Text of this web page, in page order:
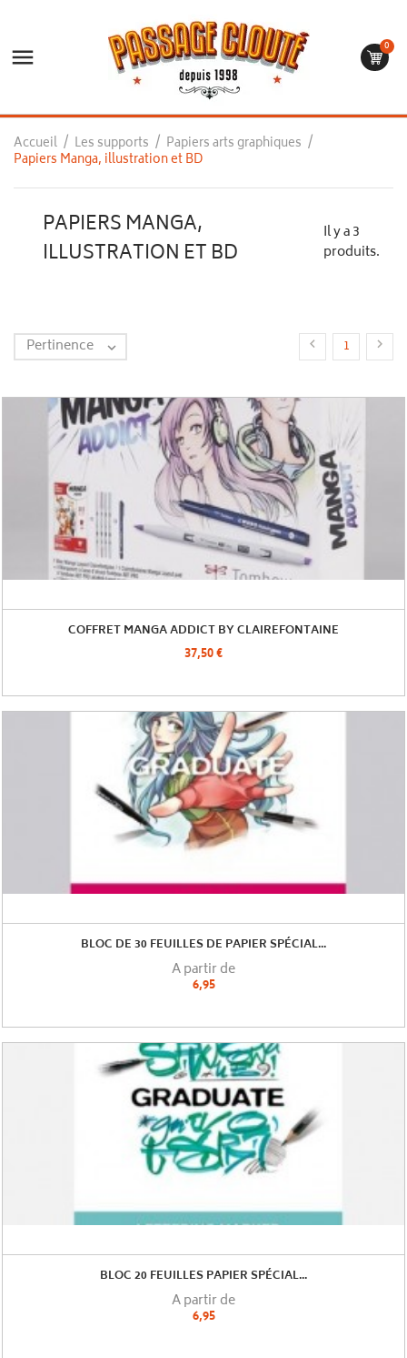
 0
Accueil Les supports Papiers arts graphiques
Papiers Manga, illustration et BD
PAPIERS MANGA,
ILLUSTRATION ET BD
Il y a 3
produits.
Pertinence   1 
COFFRET MANGA ADDICT BY CLAIREFONTAINE
37,50 €
BLOC DE 30 FEUILLES DE PAPIER SPÉCIAL...
A partir de
6,95
BLOC 20 FEUILLES PAPIER SPÉCIAL...
A partir de
6,95